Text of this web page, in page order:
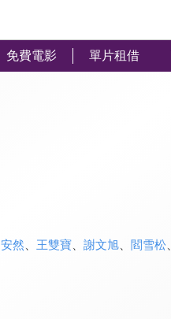
免費電影 單片租借
安然 王雙寶、 謝文旭、 閻雪松